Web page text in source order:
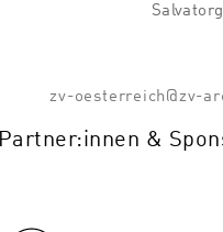
zv-oesterreich@zv-
Partner:innen &